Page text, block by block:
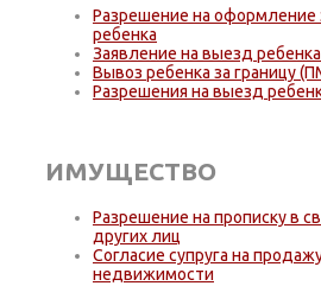
Разрешение на оформление
ребенка
Заявление на выезд ребенка
Вывоз ребенка за границу
Разрешения на выезд
ИМУЩЕСТВО
Разрешение на прописку в
других лиц
Согласие супруга на
недвижимости